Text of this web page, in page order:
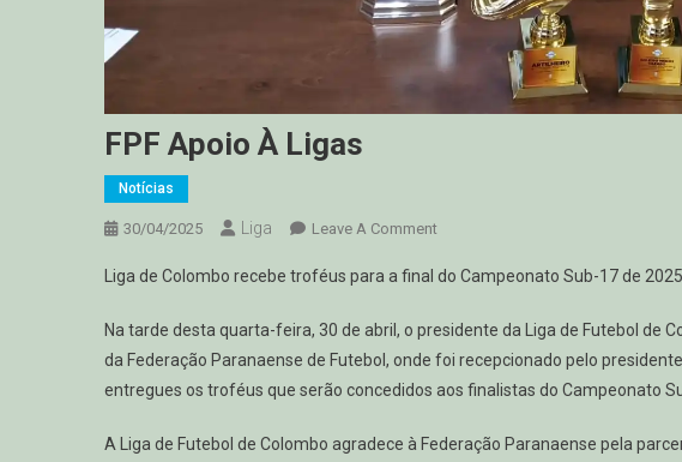
FPF Apoio À Ligas
Notícias
30/04/2025 Liga Leave A CommentOn
Apoio
Ligas
Liga de Colombo recebe troféus para a final do Campeonato Sub-17 de 2025
Na tarde desta quarta-feira, 30 de abril, o presidente da Liga de Futebol de
da Federação Paranaense de Futebol, onde foi recepcionado pelo
entregues os troféus que serão concedidos aos finalistas do Campeonato
A Liga de Futebol de Colombo agradece à Federação Paranaense pela